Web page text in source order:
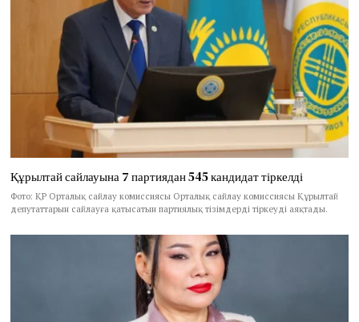
Құрылтай сайлауына 7 партиядан 545 кандидат тіркелді
Фото: ҚР Орталық сайлау комиссиясы Орталық сайлау комиссиясы Құрылтай
депутаттарын сайлауға қатысатын партиялық тізімдерді тіркеуді аяқтады.